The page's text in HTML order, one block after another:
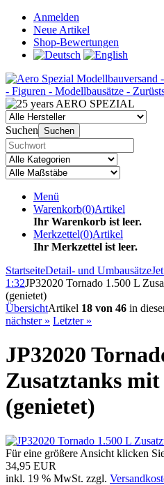
Anmelden
Neue Artikel
Shop-Bewertungen
Suchen Suchen
Menü
Warenkorb(0)Artikel
Ihr Warenkorb ist leer.
Merkzettel(0)Artikel
Ihr Merkzettel ist leer.
StartseiteDetail- und Umbausätze
1:32JP32020 Tornado 1.500 L
(genietet)
ÜbersichtArtikel 18 von 46 in
nächster » Letzter »
JP32020
Zusatztanks mit
(genietet)
Für eine größere Ansicht klicken
34,95 EUR
inkl. 19 % MwSt. zzgl.